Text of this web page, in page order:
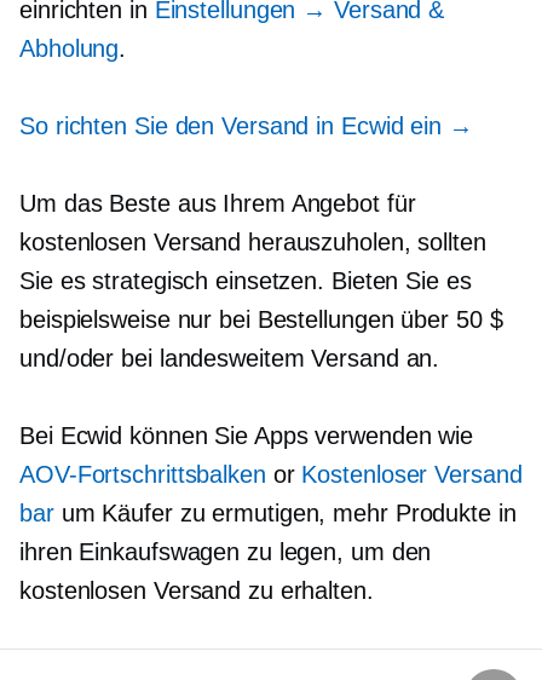
einrichten in Einstellungen → Versand &
Abholung.
So richten Sie den Versand in Ecwid ein →
Um das Beste aus Ihrem Angebot für
kostenlosen Versand herauszuholen, sollten
Sie es strategisch einsetzen. Bieten Sie es
beispielsweise nur bei Bestellungen über 50 $
und/oder bei landesweitem Versand an.
Bei Ecwid können Sie Apps verwenden wie
AOV-Fortschrittsbalken or Kostenloser Versand
barum Käufer zu ermutigen, mehr Produkte in
ihren Einkaufswagen zu legen, um den
kostenlosen Versand zu erhalten.